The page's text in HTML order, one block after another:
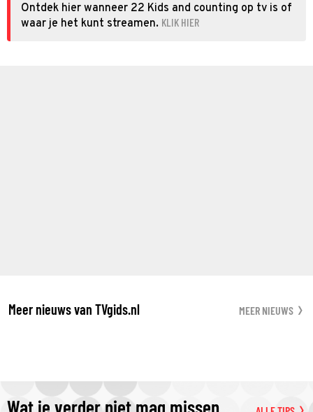
Ontdek hier wanneer 22 Kids and counting op tv is of
waar je het kunt streamen. KLIK HIER
Meer nieuws van TVgids.nl MEER NIEUWS
Wat je verder niet mag missen